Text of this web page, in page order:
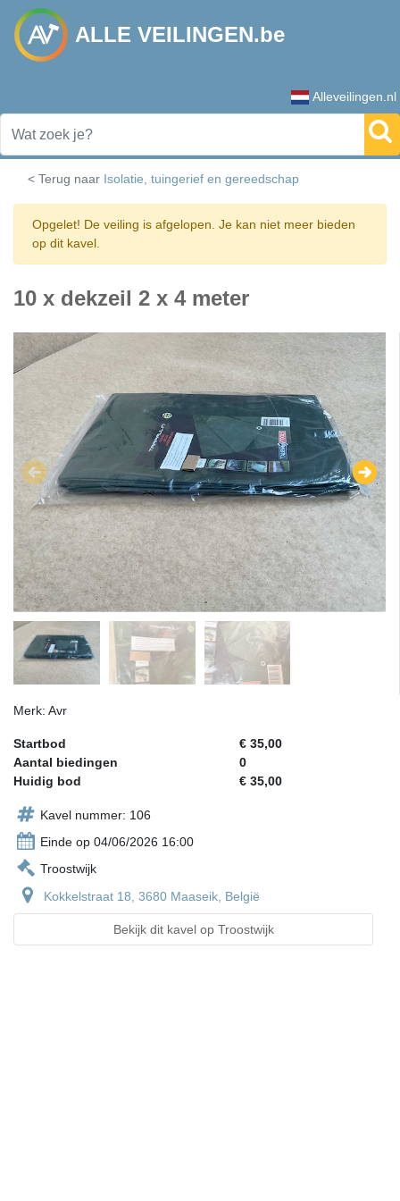
ALLE VEILINGEN.be
Alleveilingen.nl
< Terug naar Isolatie, tuingerief en gereedschap
Opgelet! De veiling is afgelopen. Je kan niet meer bieden
op dit kavel.
10 x dekzeil 2 x 4 meter
Merk: Avr
Startbod
€ 35,00
Aantal biedingen
0
Huidig bod
€ 35,00
Kavel nummer: 106
Einde op 04/06/2026 16:00
Troostwijk
Kokkelstraat 18, 3680 Maaseik, België
Bekijk dit kavel op Troostwijk